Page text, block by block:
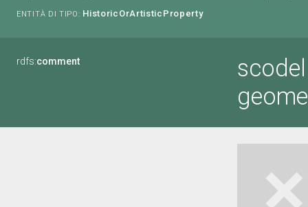
ENTITÀ DI TIPO: HistoricOrArtisticProperty
rdfs:comment